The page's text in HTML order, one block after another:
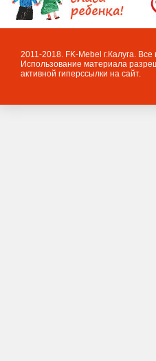
2011-2018. FK-Mebel г.Калуга.
Использование материала
активной гиперссылки на сайт.